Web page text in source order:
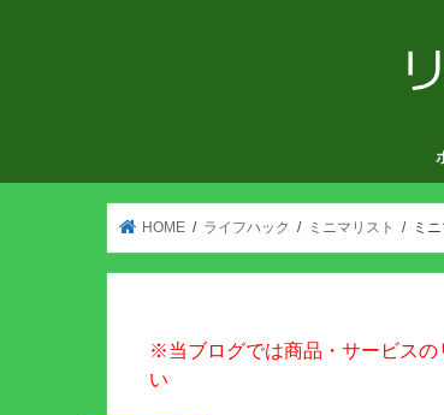
HOME ライフハック ミニマリスト ミ
※当ブログでは商品・サービスの
い